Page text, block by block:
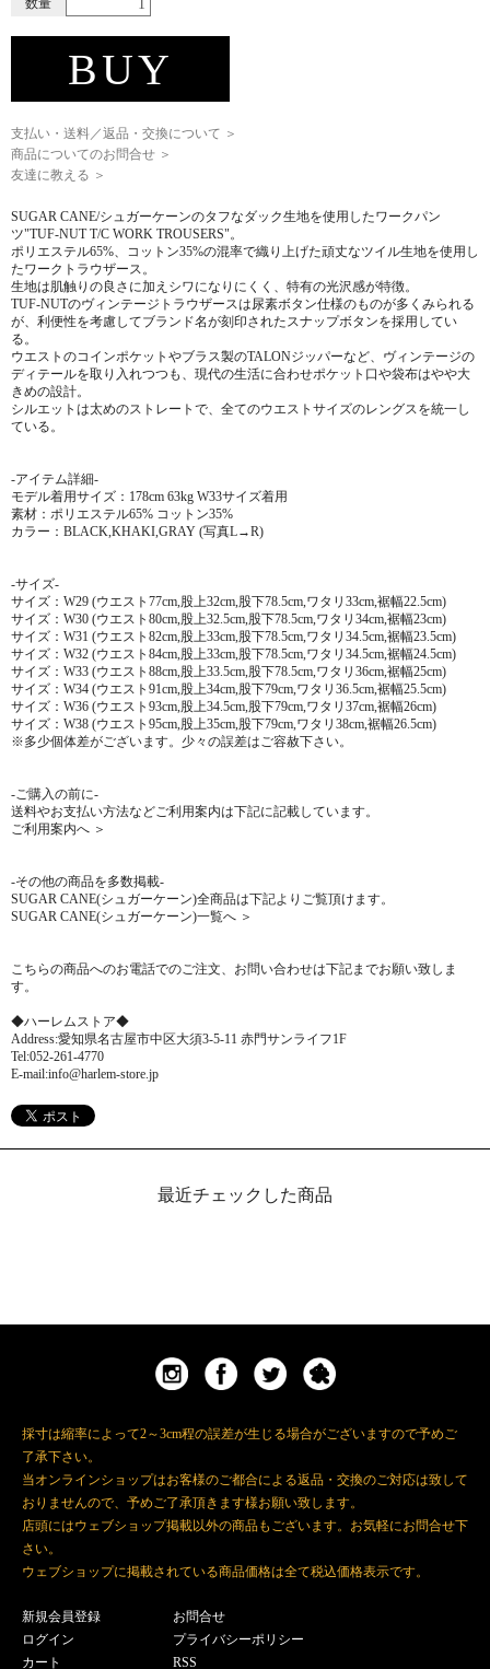
数量
BUY
支払い・送料／返品・交換について ＞
商品についてのお問合せ ＞
友達に教える ＞
SUGAR CANE/シュガーケーンのタフなダック生地を使用したワークパン
ツ"TUF-NUT T/C WORK TROUSERS"。
ポリエステル65%、コットン35%の混率で織り上げた頑丈なツイル生地を使用し
たワークトラウザース。
生地は肌触りの良さに加えシワになりにくく、特有の光沢感が特徴。
TUF-NUTのヴィンテージトラウザースは尿素ボタン仕様のものが多くみられる
が、利便性を考慮してブランド名が刻印されたスナップボタンを採用してい
る。
ウエストのコインポケットやブラス製のTALONジッパーなど、ヴィンテージの
ディテールを取り入れつつも、現代の生活に合わせポケット口や袋布はやや大
きめの設計。
シルエットは太めのストレートで、全てのウエストサイズのレングスを統一し
ている。
-アイテム詳細-
モデル着用サイズ：178cm 63kg W33サイズ着用
素材：ポリエステル65% コットン35%
カラー：BLACK,KHAKI,GRAY (写真L→R)
-サイズ-
サイズ：W29 (ウエスト77cm,股上32cm,股下78.5cm,ワタリ33cm,裾幅22.5cm)
サイズ：W30 (ウエスト80cm,股上32.5cm,股下78.5cm,ワタリ34cm,裾幅23cm)
サイズ：W31 (ウエスト82cm,股上33cm,股下78.5cm,ワタリ34.5cm,裾幅23.5cm)
サイズ：W32 (ウエスト84cm,股上33cm,股下78.5cm,ワタリ34.5cm,裾幅24.5cm)
サイズ：W33 (ウエスト88cm,股上33.5cm,股下78.5cm,ワタリ36cm,裾幅25cm)
サイズ：W34 (ウエスト91cm,股上34cm,股下79cm,ワタリ36.5cm,裾幅25.5cm)
サイズ：W36 (ウエスト93cm,股上34.5cm,股下79cm,ワタリ37cm,裾幅26cm)
サイズ：W38 (ウエスト95cm,股上35cm,股下79cm,ワタリ38cm,裾幅26.5cm)
※多少個体差がございます。少々の誤差はご容赦下さい。
-ご購入の前に-
送料やお支払い方法などご利用案内は下記に記載しています。
ご利用案内へ ＞
-その他の商品を多数掲載-
SUGAR CANE(シュガーケーン)全商品は下記よりご覧頂けます。
SUGAR CANE(シュガーケーン)一覧へ ＞
こちらの商品へのお電話でのご注文、お問い合わせは下記までお願い致しま
す。
◆ハーレムストア◆
Address:愛知県名古屋市中区大須3-5-11 赤門サンライフ1F
Tel:052-261-4770
E-mail:info@harlem-store.jp
最近チェックした商品
採寸は縮率によって2～3cm程の誤差が生じる場合がございますので予めご
了承下さい。
当オンラインショップはお客様のご都合による返品・交換のご対応は致して
おりませんので、予めご了承頂きます様お願い致します。
店頭にはウェブショップ掲載以外の商品もございます。お気軽にお問合せ下
さい。
ウェブショップに掲載されている商品価格は全て税込価格表示です。
新規会員登録
ログイン
カート
お問合せ
プライバシーポリシー
RSS